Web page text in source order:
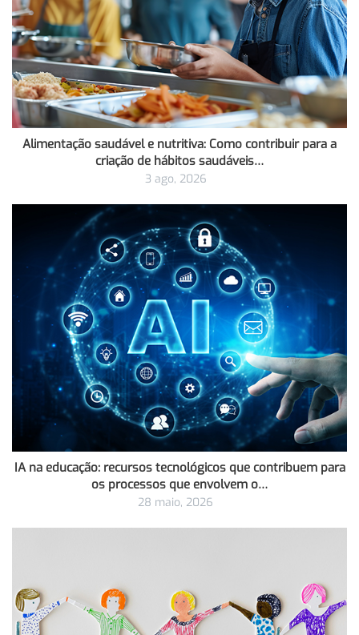
Alimentação saudável e nutritiva: Como contribuir para a
criação de hábitos saudáveis…
3 ago, 2026
IA na educação: recursos tecnológicos que contribuem para
os processos que envolvem o…
28 maio, 2026